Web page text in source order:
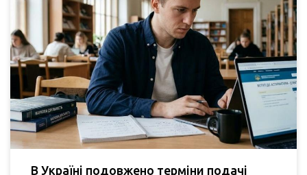
В Україні подовжено терміни подачі